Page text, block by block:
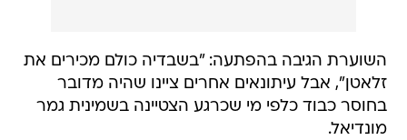
השוערת הגיבה בהפתעה: "בשבדיה כולם מכירים את
זלאטן", אבל עיתונאים אחרים ציינו שהיה מדובר
בחוסר כבוד כלפי מי שכרגע הצטיינה בשמינית גמר
מונדיאל.